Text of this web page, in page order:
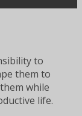
to
them to
while
life.